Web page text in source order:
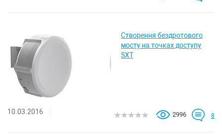
Створення бездротового
мосту на точках доступу
SXT
10.03.2016 2996 8